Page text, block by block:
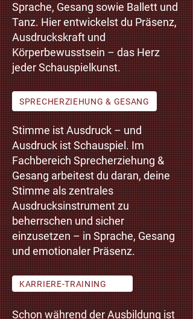
Sprache, Gesang sowie Ballett und
Tanz. Hier entwickelst du Präsenz,
Ausdruckskraft und
Körperbewusstsein – das Herz
jeder Schauspielkunst.
SPRECHERZIEHUNG & GESANG
Stimme ist Ausdruck – und
Ausdruck ist Schauspiel. Im
Fachbereich Sprecherziehung &
Gesang arbeitest du daran, deine
Stimme als zentrales
Ausdrucksinstrument zu
beherrschen und sicher
einzusetzen – in Sprache, Gesang
und emotionaler Präsenz.
KARRIERE-TRAINING
Schon während der Ausbildung ist